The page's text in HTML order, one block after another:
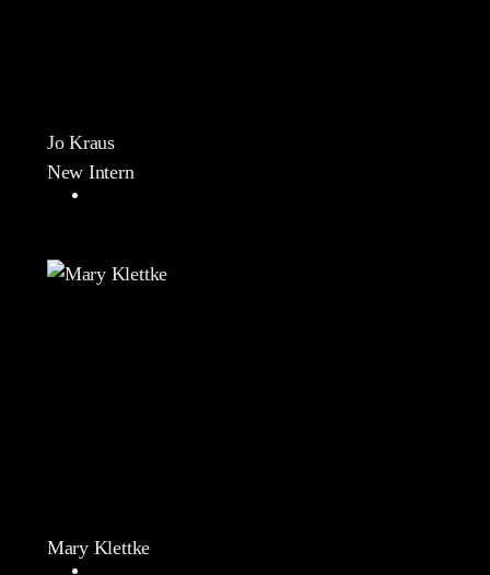
Jo Kraus
New Intern
Mary Klettke